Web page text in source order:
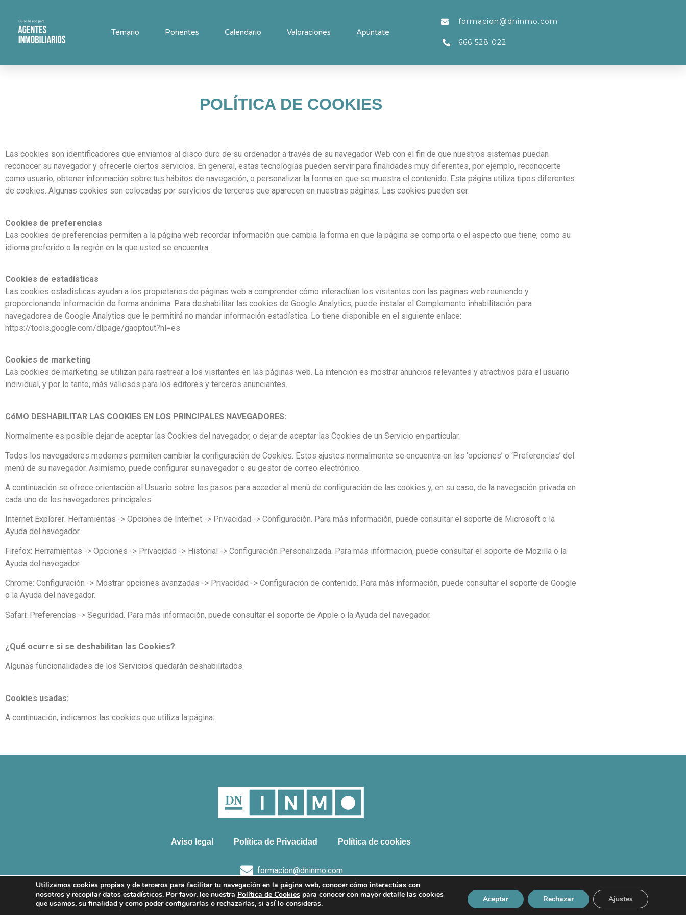
Temario Ponentes Calendario Valoraciones Apúntate
formacion@dninmo.com
666 528 022
POLÍTICA DE COOKIES
Las cookies son identificadores que enviamos al disco duro de su ordenador a través de su navegador Web con el fin de que nuestros sistemas puedan
reconocer su navegador y ofrecerle ciertos servicios. En general, estas tecnologías pueden servir para finalidades muy diferentes, por ejemplo, reconocerte
como usuario, obtener información sobre tus hábitos de navegación, o personalizar la forma en que se muestra el contenido. Esta página utiliza tipos diferentes
de cookies. Algunas cookies son colocadas por servicios de terceros que aparecen en nuestras páginas. Las cookies pueden ser:
Cookies de preferencias
Las cookies de preferencias permiten a la página web recordar información que cambia la forma en que la página se comporta o el aspecto que tiene, como su
idioma preferido o la región en la que usted se encuentra.
Cookies de estadísticas
Las cookies estadísticas ayudan a los propietarios de páginas web a comprender cómo interactúan los visitantes con las páginas web reuniendo y
proporcionando información de forma anónima. Para deshabilitar las cookies de Google Analytics, puede instalar el Complemento inhabilitación para
navegadores de Google Analytics que le permitirá no mandar información estadística. Lo tiene disponible en el siguiente enlace:
https://tools.google.com/dlpage/gaoptout?hl=es
Cookies de marketing
Las cookies de marketing se utilizan para rastrear a los visitantes en las páginas web. La intención es mostrar anuncios relevantes y atractivos para el usuario
individual, y por lo tanto, más valiosos para los editores y terceros anunciantes.
CóMO DESHABILITAR LAS COOKIES EN LOS PRINCIPALES NAVEGADORES:
Normalmente es posible dejar de aceptar las Cookies del navegador, o dejar de aceptar las Cookies de un Servicio en particular.
Todos los navegadores modernos permiten cambiar la configuración de Cookies. Estos ajustes normalmente se encuentra en las ‘opciones’ o ‘Preferencias’ del
menú de su navegador. Asimismo, puede configurar su navegador o su gestor de correo electrónico.
A continuación se ofrece orientación al Usuario sobre los pasos para acceder al menú de configuración de las cookies y, en su caso, de la navegación privada en
cada uno de los navegadores principales:
Internet Explorer: Herramientas -> Opciones de Internet -> Privacidad -> Configuración. Para más información, puede consultar el soporte de Microsoft o la
Ayuda del navegador.
Firefox: Herramientas -> Opciones -> Privacidad -> Historial -> Configuración Personalizada. Para más información, puede consultar el soporte de Mozilla o la
Ayuda del navegador.
Chrome: Configuración -> Mostrar opciones avanzadas -> Privacidad -> Configuración de contenido. Para más información, puede consultar el soporte de Google
o la Ayuda del navegador.
Safari: Preferencias -> Seguridad. Para más información, puede consultar el soporte de Apple o la Ayuda del navegador.
¿Qué ocurre si se deshabilitan las Cookies?
Algunas funcionalidades de los Servicios quedarán deshabilitados.
Cookies usadas:
A continuación, indicamos las cookies que utiliza la página:
Aviso legal Política de Privacidad Política de cookies
formacion@dninmo.com
666 528 022
Utilizamos cookies propias y de terceros para facilitar tu navegación en la página web, conocer cómo interactúas con
nosotros y recopilar datos estadísticos. Por favor, lee nuestra Política de Cookies para conocer con mayor detalle las cookies
que usamos, su finalidad y como poder configurarlas o rechazarlas, si así lo consideras.
Aceptar Rechazar Ajustes